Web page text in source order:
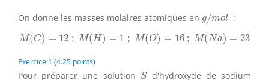
On donne les masses molaires atomiques en g/mol :
/m ol
M(C) = 12 ; M(H) = 1 ; M(O) = 16 ; M(Na) = 23
C)= 12;M(H 1 M(O)=16 M Na)=23
Exercice 1 (4.25 points)
Pour préparer une solution S
Sd'hydroxyde de sodium